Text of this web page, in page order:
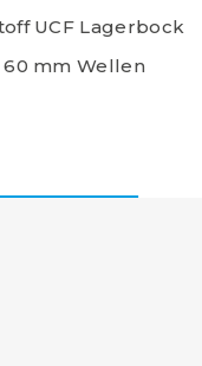
UCF Lagerbock
mm Wellen